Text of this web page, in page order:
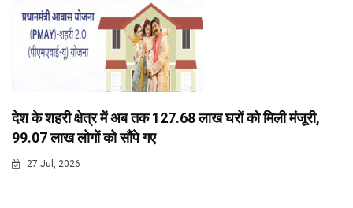
देश के शहरी क्षेत्र में अब तक 127.68 लाख घरों को मिली मंजूरी,
99.07 लाख लोगों को सौंपे गए
27 Jul, 2026